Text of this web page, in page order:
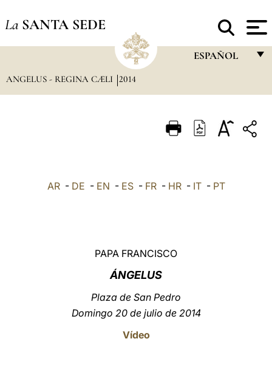
La SANTA SEDE
ESPAÑOL
ITALIANO
ANGELUS - REGINA CÆLI 2014
AR- DE - EN - ES- FR- HR- IT- PT
PAPA FRANCISCO
ÁNGELUS
Plaza de San Pedro
Domingo 20 de julio de 2014
Vídeo